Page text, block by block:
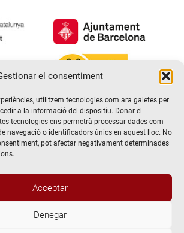
el consentiment
utilitzem tecnologies com ara galetes per
a la informació del dispositiu. Donar el
tecnologies ens permetrà processar dades com
navegació o identificadors únics en aquest lloc. No
pot afectar negativament determinades
Acceptar
Denegar
El Timbal. Tots els drets reservats